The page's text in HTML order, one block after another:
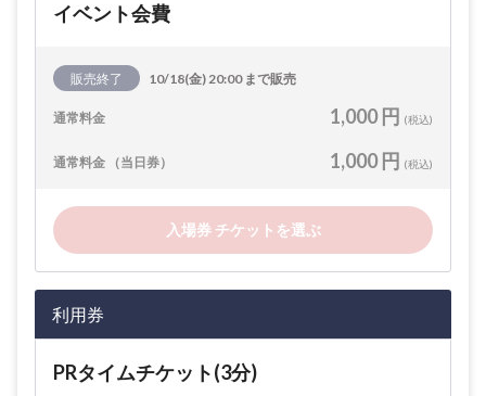
イベント会費
販売終了 10/18(金) 20:00 まで販売
通常料金 1,000 円 (税込)
通常料金 （当日券） 1,000 円 (税込)
入場券 チケットを選ぶ
利用券
PRタイムチケット(3分)